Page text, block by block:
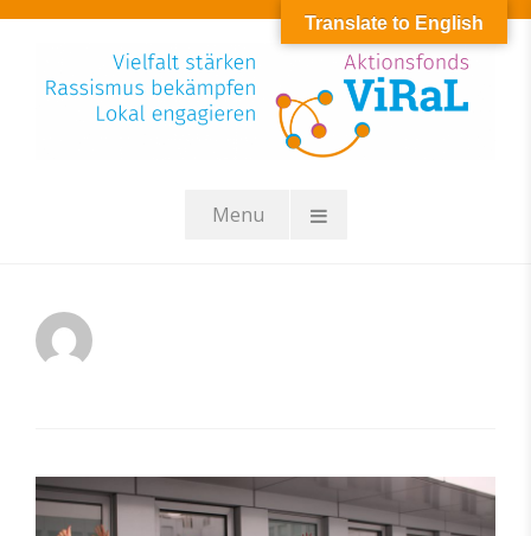
Skip
content
Menu
Translate to English